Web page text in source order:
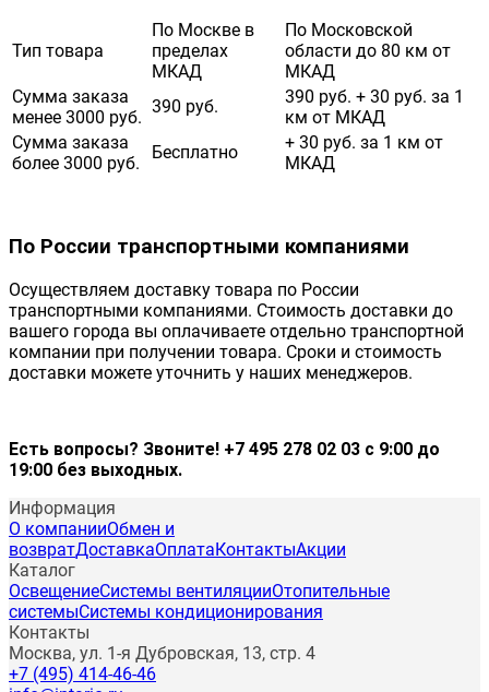
Тип товара
По Москве в
пределах
МКАД
По Московской
области до 80 км от
МКАД
Сумма заказа
менее 3000 руб.
390 руб.
390 руб. + 30 руб. за 1
км от МКАД
Сумма заказа
более 3000 руб.
Бесплатно
+ 30 руб. за 1 км от
МКАД
По России транспортными компаниями
Осуществляем доставку товара по России
транспортными компаниями. Стоимость доставки до
вашего города вы оплачиваете отдельно транспортной
компании при получении товара. Сроки и стоимость
доставки можете уточнить у наших менеджеров.
Есть вопросы? Звоните! +7 495 278 02 03 с 9:00 до
19:00 без выходных.
Информация
О компанииОбмен и
возвратДоставкаОплата КонтактыАкции
Каталог
ОсвещениеСистемы вентиляцииОтопительные
системыСистемы кондиционирования
Контакты
Москва, ул. 1-я Дубровская, 13, стр. 4
+7 (495) 414-46-46